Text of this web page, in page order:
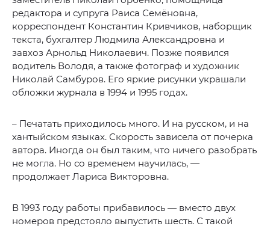
редактора и супруга Раиса Семёновна,
корреспондент Константин Кривчиков, наборщик
текста, бухгалтер Людмила Александровна и
завхоз Арнольд Николаевич. Позже появился
водитель Володя, а также фотограф и художник
Николай Самбуров. Его яркие рисунки украшали
обложки журнала в 1994 и 1995 годах.
– Печатать приходилось много. И на русском, и на
хантыйском языках. Скорость зависела от почерка
автора. Иногда он был таким, что ничего разобрать
не могла. Но со временем научилась, —
продолжает Лариса Викторовна.
В 1993 году работы прибавилось — вместо двух
номеров предстояло выпустить шесть. С такой